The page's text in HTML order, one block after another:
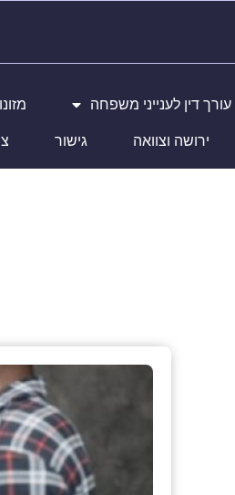
עורך דין לענייני משפחה
ירושה וצוואה גישור